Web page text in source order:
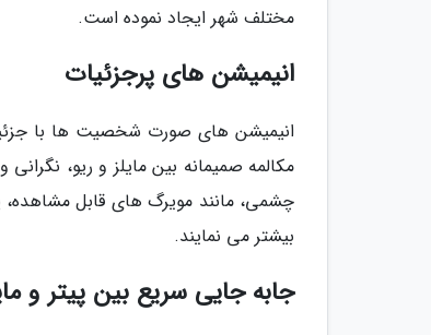
مختلف شهر ایجاد نموده است.
انیمیشن های پرجزئیات
انیمیشن های صورت شخصیت ها با
مکالمه صمیمانه بین مایلز و ریو،
چشمی، مانند مویرگ های قابل
بیشتر می نمایند.
جابه جایی سریع بین پیتر و